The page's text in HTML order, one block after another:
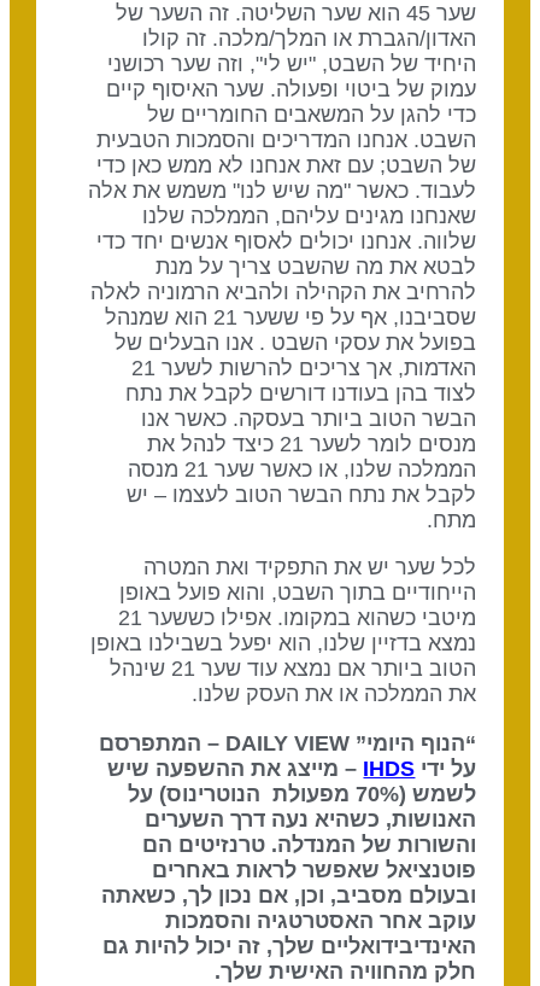
שער 45 הוא שער השליטה. זה השער של
האדון/הגברת או המלך/מלכה. זה קולו
היחיד של השבט, "יש לי", וזה שער רכושני
עמוק של ביטוי ופעולה. שער האיסוף קיים
כדי להגן על המשאבים החומריים של
השבט. אנחנו המדריכים והסמכות הטבעית
של השבט; עם זאת אנחנו לא ממש כאן כדי
לעבוד. כאשר "מה שיש לנו" משמש את אלה
שאנחנו מגינים עליהם, הממלכה שלנו
שלווה. אנחנו יכולים לאסוף אנשים יחד כדי
לבטא את מה שהשבט צריך על מנת
להרחיב את הקהילה ולהביא הרמוניה לאלה
שסביבנו, אף על פי ששער 21 הוא שמנהל
בפועל את עסקי השבט . אנו הבעלים של
האדמות, אך צריכים להרשות לשער 21
לצוד בהן בעודנו דורשים לקבל את נתח
הבשר הטוב ביותר בעסקה. כאשר אנו
מנסים לומר לשער 21 כיצד לנהל את
הממלכה שלנו, או כאשר שער 21 מנסה
לקבל את נתח הבשר הטוב לעצמו – יש
מתח.
לכל שער יש את התפקיד ואת המטרה
הייחודיים בתוך השבט, והוא פועל באופן
מיטבי כשהוא במקומו. אפילו כששער 21
נמצא בדזיין שלנו, הוא יפעל בשבילנו באופן
הטוב ביותר אם נמצא עוד שער 21 שינהל
את הממלכה או את העסק שלנו.
“הנוף היומי” DAILY VIEW – המתפרסם
על ידיIHDS – מייצג את ההשפעה שיש
לשמש (70% מפעולת הנוטרינוס) על
האנושות, כשהיא נעה דרך השערים
והשורות של המנדלה. טרנזיטים הם
פוטנציאל שאפשר לראות באחרים
ובעולם מסביב, וכן, אם נכון לך, כשאתה
עוקב אחר האסטרטגיה והסמכות
האינדיבידואליים שלך, זה יכול להיות גם
חלק מהחוויה האישית שלך.